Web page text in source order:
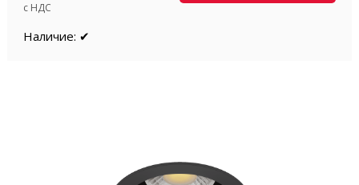
с НДС
Наличие: ✔